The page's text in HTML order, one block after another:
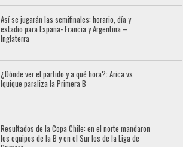
Así se jugarán las semifinales: horario, día y
estadio para España- Francia y Argentina –
Inglaterra
¿Dónde ver el partido y a qué hora?: Arica vs
Iquique paraliza la Primera B
Resultados de la Copa Chile: en el norte mandaron
los equipos de la B y en el Sur los de la Liga de